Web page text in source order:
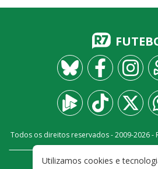
Todos os direitos reservados - 2009-2026-
Utilizamos cookies e